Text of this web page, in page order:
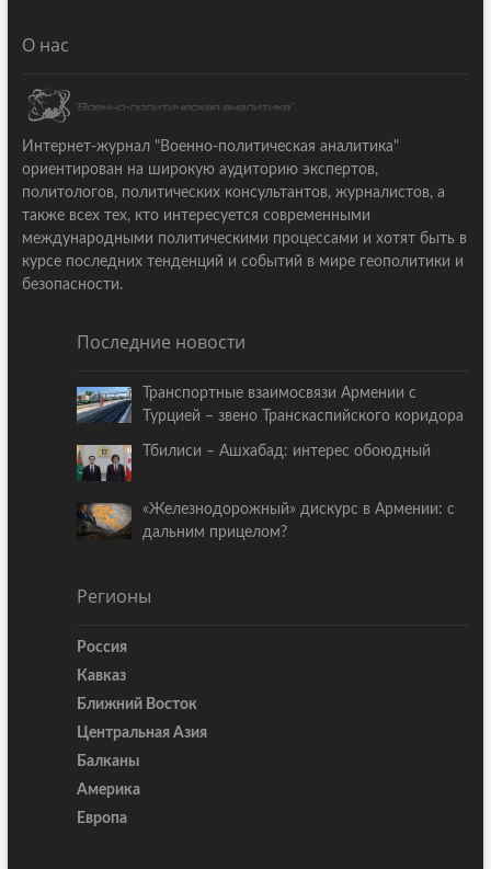
О нас
Интернет-журнал "Военно-политическая аналитика"
ориентирован на широкую аудиторию экспертов,
политологов, политических консультантов, журналистов, а
также всех тех, кто интересуется современными
международными политическими процессами и хотят быть в
курсе последних тенденций и событий в мире геополитики и
безопасности.
Последние новости
Транспортные взаимосвязи Армении с
Турцией – звено Транскаспийского коридора
Тбилиси – Ашхабад: интерес обоюдный
«Железнодорожный» дискурс в Армении: с
дальним прицелом?
Регионы
Россия
Кавказ
Ближний Восток
Центральная Азия
Балканы
Америка
Европа